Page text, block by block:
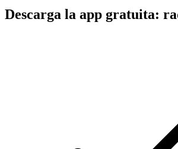
Descarga la app gratuita: